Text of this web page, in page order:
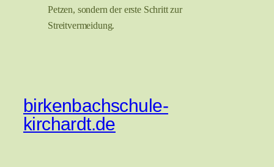
Petzen, sondern der erste Schritt zur
Streitvermeidung.
birkenbachschule-
kirchardt.de